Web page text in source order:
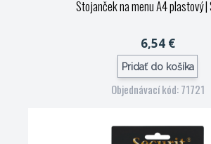
Stojanček na menu A4 plastový|
6,54 €
Pridať do košíka
Objednávací kód: 71721